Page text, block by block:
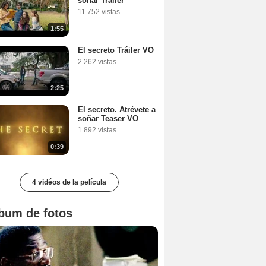
1:55
11.752 vistas
2:25
El secreto Tráiler VO
2.262 vistas
0:39
El secreto. Atrévete a
soñar Teaser VO
1.892 vistas
4 vidéos de la película
de fotos